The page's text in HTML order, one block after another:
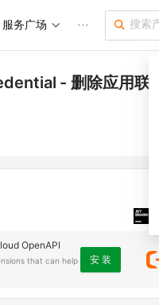
服务广场 ···
- 删除应用联
OpenAPI
that can help
安 装